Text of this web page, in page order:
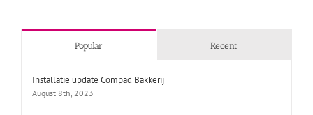
Popular Recent
Installatie update Compad Bakkerij
August 8th, 2023